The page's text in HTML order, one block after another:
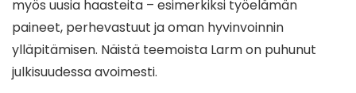
myös uusia haasteita – esimerkiksi työelämän
paineet, perhevastuut ja oman hyvinvoinnin
ylläpitämisen. Näistä teemoista Larm on puhunut
julkisuudessa avoimesti.